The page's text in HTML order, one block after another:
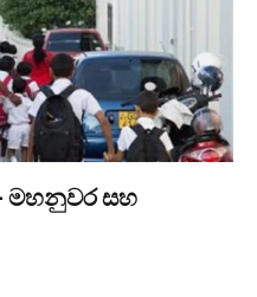
මහනුවර සහ